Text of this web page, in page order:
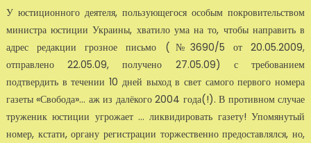
У юстиционного деятеля, пользующегося особым покровительством
министра юстиции Ук­раины, хватило ума на то, чтобы направить в
адрес редакции грозное письмо (№3690/5 от 20.05.2009,
отправлено 22.05.09, получено 27.05.09) с требованием
подтвердить в те­чении 10 дней выход в свет самого первого номера
газеты «Свобода»... аж из далёкого 2004 года(!). В противном случае
труженик юстиции угрожает ... ликвидировать газету! Упомяну­тый
номер, кстати, органу регистрации торжественно предоставлялся, но,